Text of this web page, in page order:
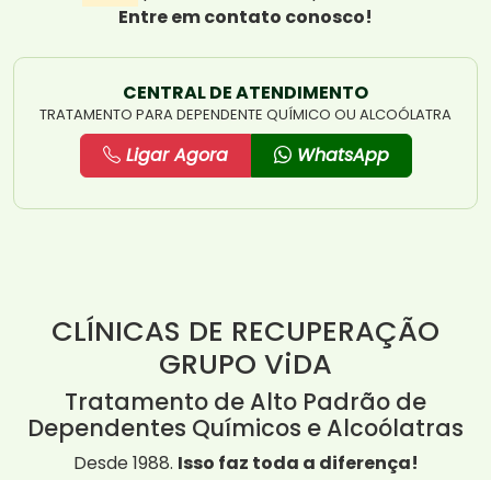
Entre em contato conosco!
CENTRAL DE ATENDIMENTO
TRATAMENTO PARA DEPENDENTE QUÍMICO OU ALCOÓLATRA
Ligar Agora WhatsApp
CLÍNICAS DE RECUPERAÇÃO
GRUPO ViDA
Tratamento de Alto Padrão de
Dependentes Químicos e Alcoólatras
Desde 1988. Isso faz toda a diferença!